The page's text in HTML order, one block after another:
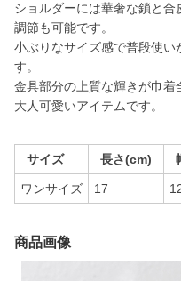
ショルダーには華奢な鎖と合
調節も可能です。
小ぶりなサイズ感で普段使い
す。
金具部分の上質な輝きが巾着
大人可愛いアイテムです。
サイズ 長さ(cm)
ワンサイズ 17
商品画像